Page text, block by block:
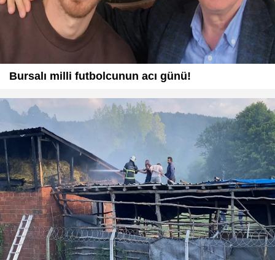
Bursalı milli futbolcunun acı günü!